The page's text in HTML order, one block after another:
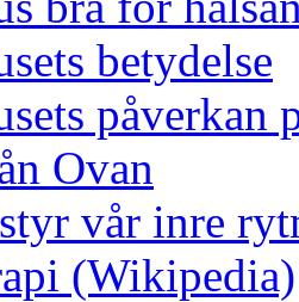
betydelse
påverkan
Ovan
vår inre
(Wikipedia)